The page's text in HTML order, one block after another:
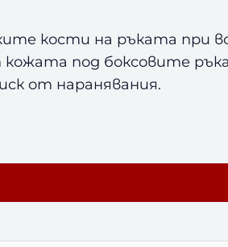
кости на ръката при
под боксовите
от наранявания.